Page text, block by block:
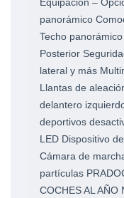
panorámico
Techo
Posterior
lateral y más
Llantas de
delantero
deportivos
LED Dispositivo
Cámara de
partículas
COCHES AL AÑO